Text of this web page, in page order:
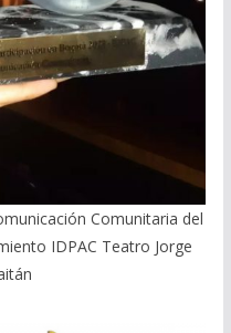
Comunitaria del
IDPAC Teatro Jorge